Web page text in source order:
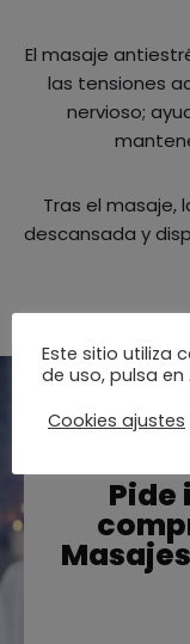
El masaje
las tensiones
nervioso;
Tras el
descansada y
Pide
Este sitio utiliza
de uso, pulsa
Cookies ajustes